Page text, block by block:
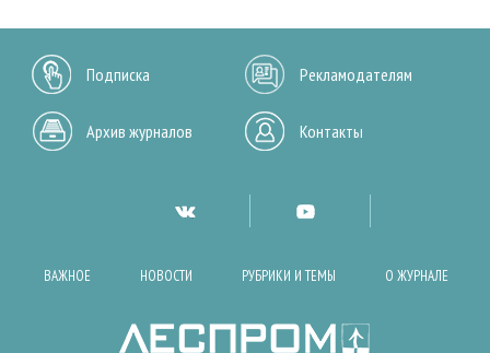
Подписка Рекламодателям
Архив журналов Контакты
ВАЖНОЕ НОВОСТИ РУБРИКИ И ТЕМЫ О ЖУРНАЛЕ